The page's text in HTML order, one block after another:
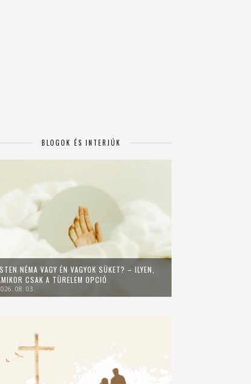
BLOGOK ÉS INTERJÚK
NÉMA VAGY ÉN VAGYOK SÜKET? – ILYEN,
CSAK A TÜRELEM OPCIÓ
08. 03.